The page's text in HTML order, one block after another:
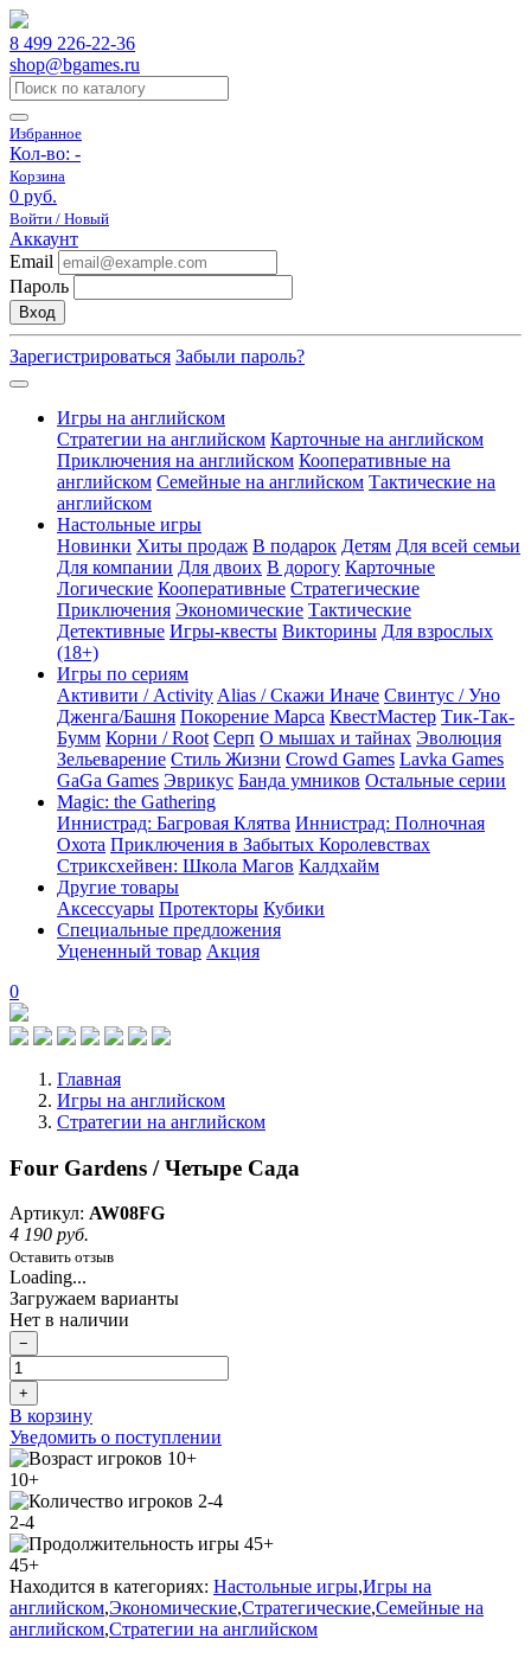
8 499 226-22-36
shop@bgames.ru
Избранное
Кол-во: -
Корзина
0 руб.
Войти / Новый
Аккаунт
Email
Пароль
Вход
Зарегистрироваться Забыли пароль?
Игры на английском
Стратегии на английском Карточные на английском
Приключения на английском Кооперативные на
английском Семейные на английском Тактические на
английском
Настольные игры
Новинки Хиты продаж В подарок Детям Для всей семьи
Для компании Для двоих В дорогу Карточные
Логические Кооперативные Стратегические
Приключения Экономические Тактические
Детективные Игры-квесты Викторины Для взрослых
(18+)
Игры по сериям
Активити / Activity Alias / Скажи Иначе Свинтус / Уно
Дженга/Башня Покорение Марса КвестМастер Тик-Так-
Бумм Корни / Root Серп О мышах и тайнах Эволюция
Зельеварение Стиль Жизни Crowd Games Lavka Games
GaGa Games Эврикус Банда умников Остальные серии
Magic: the Gathering
Иннистрад: Багровая Клятва Иннистрад: Полночная
Охота Приключения в Забытых Королевствах
Стриксхейвен: Школа Магов Калдхайм
Другие товары
Аксессуары Протекторы Кубики
Специальные предложения
Уцененный товар Акция
0
Главная
Игры на английском
Стратегии на английском
Four Gardens / Четыре Сада
Артикул: AW08FG
4 190 руб.
Оставить отзыв
Loading...
Загружаем варианты
Нет в наличии
−
+
В корзину
Уведомить о поступлении
10+
2-4
45+
Находится в категориях: Настольные игры,Игры на
английском,Экономические,Стратегические,Семейные на
английском,Стратегии на английском